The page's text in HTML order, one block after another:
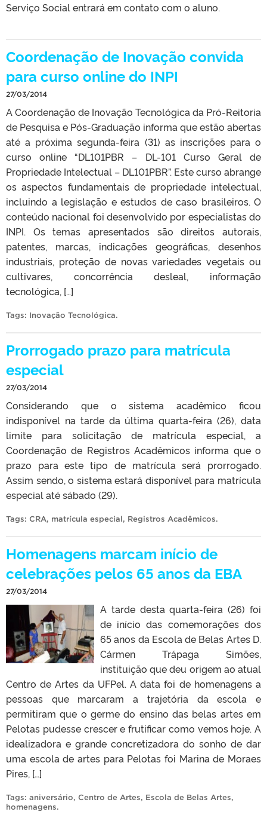
Serviço Social entrará em contato com o aluno.
Coordenação de Inovação convida
para curso online do INPI
27/03/2014
A Coordenação de Inovação Tecnológica da Pró-Reitoria
de Pesquisa e Pós-Graduação informa que estão abertas
até a próxima segunda-feira (31) as inscrições para o
curso online “DL101PBR – DL-101 Curso Geral de
Propriedade Intelectual – DL101PBR”. Este curso abrange
os aspectos fundamentais de propriedade intelectual,
incluindo a legislação e estudos de caso brasileiros. O
conteúdo nacional foi desenvolvido por especialistas do
INPI. Os temas apresentados são direitos autorais,
patentes, marcas, indicações geográficas, desenhos
industriais, proteção de novas variedades vegetais ou
cultivares, concorrência desleal, informação
tecnológica, […]
Tags: Inovação Tecnológica.
Prorrogado prazo para matrícula
especial
27/03/2014
Considerando que o sistema acadêmico ficou
indisponível na tarde da última quarta-feira (26), data
limite para solicitação de matrícula especial, a
Coordenação de Registros Acadêmicos informa que o
prazo para este tipo de matrícula será prorrogado.
Assim sendo, o sistema estará disponível para matrícula
especial até sábado (29).
Tags: CRA, matrícula especial, Registros Acadêmicos.
Homenagens marcam início de
celebrações pelos 65 anos da EBA
27/03/2014
A tarde desta quarta-feira (26) foi
de início das comemorações dos
65 anos da Escola de Belas Artes D.
Cármen Trápaga Simões,
instituição que deu origem ao atual
Centro de Artes da UFPel. A data foi de homenagens a
pessoas que marcaram a trajetória da escola e
permitiram que o germe do ensino das belas artes em
Pelotas pudesse crescer e frutificar como vemos hoje. A
idealizadora e grande concretizadora do sonho de dar
uma escola de artes para Pelotas foi Marina de Moraes
Pires, […]
Tags: aniversário, Centro de Artes, Escola de Belas Artes,
homenagens.